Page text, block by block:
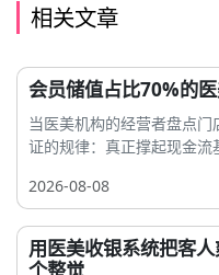
相关文章
会员储值占比70%的
当医美机构的经营者盘点
证的规律：真正撑起现金流
2026-08-08
用医美收银系统把客
个整觉